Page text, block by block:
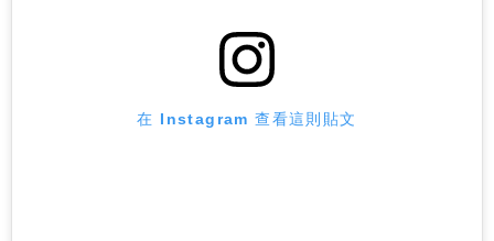
在 Instagram 查看這則貼文